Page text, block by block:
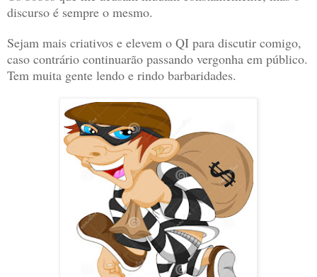
discurso é sempre o mesmo.
Sejam mais criativos e elevem o QI para discutir comigo,
caso contrário continuarão passando vergonha em público.
Tem muita gente lendo e rindo barbaridades.